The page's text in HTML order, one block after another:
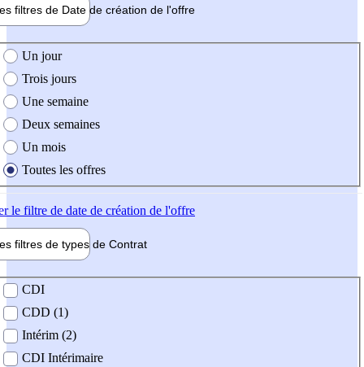
filtres de Date de création de l'offre
création de l'offre
Un jour
Trois jours
Une semaine
Deux semaines
Un mois
Toutes les offres
le filtre de date de création de l'offre
filtres de types de Contrat
contrat
CDI
CDD (1)
Intérim (2)
CDI Intérimaire